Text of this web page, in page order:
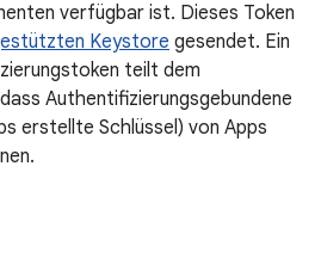
verfügbar ist. Dieses Token
Keystore gesendet. Ein
teilt dem
Authentifizierungsgebundene
erstellte Schlüssel) von Apps